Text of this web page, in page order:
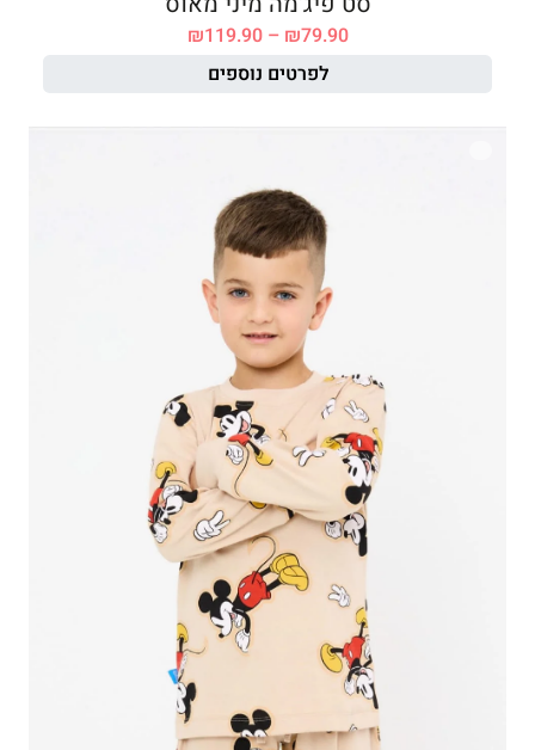
₪79.90
–
₪119.90
לפרטים נוספים